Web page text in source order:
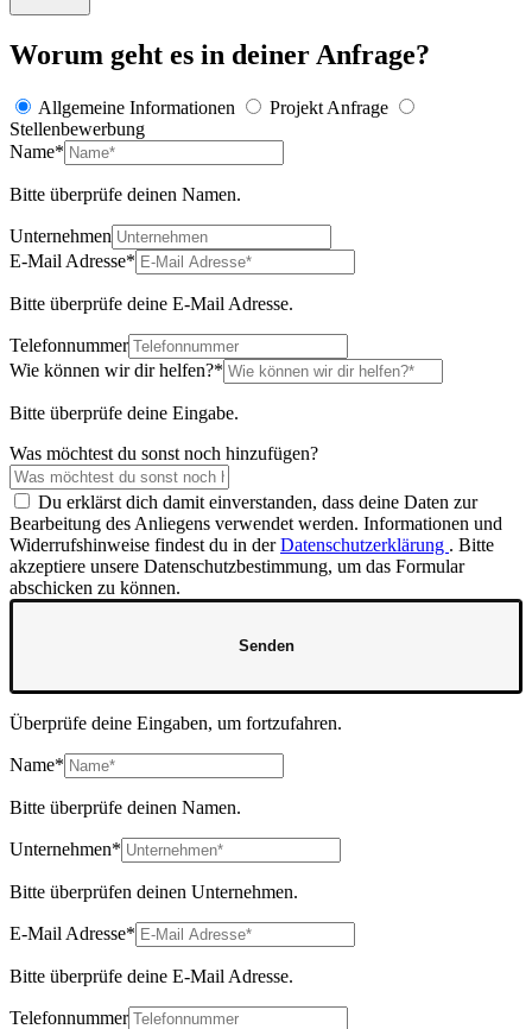
Worum geht es in deiner Anfrage?
Allgemeine Informationen
Projekt Anfrage
Stellenbewerbung
Name*
Bitte überprüfe deinen Namen.
Unternehmen
E-Mail Adresse*
Bitte überprüfe deine E-Mail Adresse.
Telefonnummer
Wie können wir dir helfen?*
Bitte überprüfe deine Eingabe.
Was möchtest du sonst noch hinzufügen?
Du erklärst dich damit einverstanden, dass deine Daten zur
Bearbeitung des Anliegens verwendet werden. Informationen und
Widerrufshinweise findest du in derDatenschutzerklärung . Bitte
akzeptiere unsere Datenschutzbestimmung, um das Formular
abschicken zu können.
Senden
Überprüfe deine Eingaben, um fortzufahren.
Name*
Bitte überprüfe deinen Namen.
Unternehmen*
Bitte überprüfen deinen Unternehmen.
E-Mail Adresse*
Bitte überprüfe deine E-Mail Adresse.
Telefonnummer